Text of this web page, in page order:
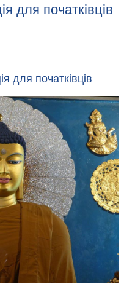
для початківців
для початківців